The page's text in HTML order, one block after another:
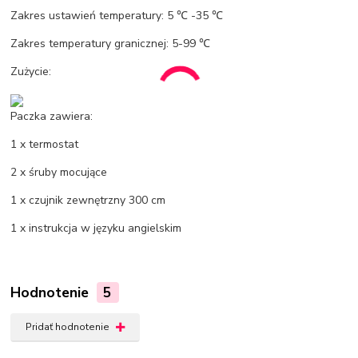
Zakres ustawień temperatury: 5 ℃ -35 ℃
Zakres temperatury granicznej: 5-99 ℃
Zużycie:
Paczka zawiera:
1 x termostat
2 x śruby mocujące
1 x czujnik zewnętrzny 300 cm
1 x instrukcja w języku angielskim
Hodnotenie 5
Pridať hodnotenie